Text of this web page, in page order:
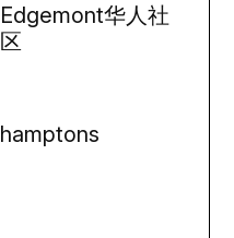
Edgemont华人社
区
hamptons